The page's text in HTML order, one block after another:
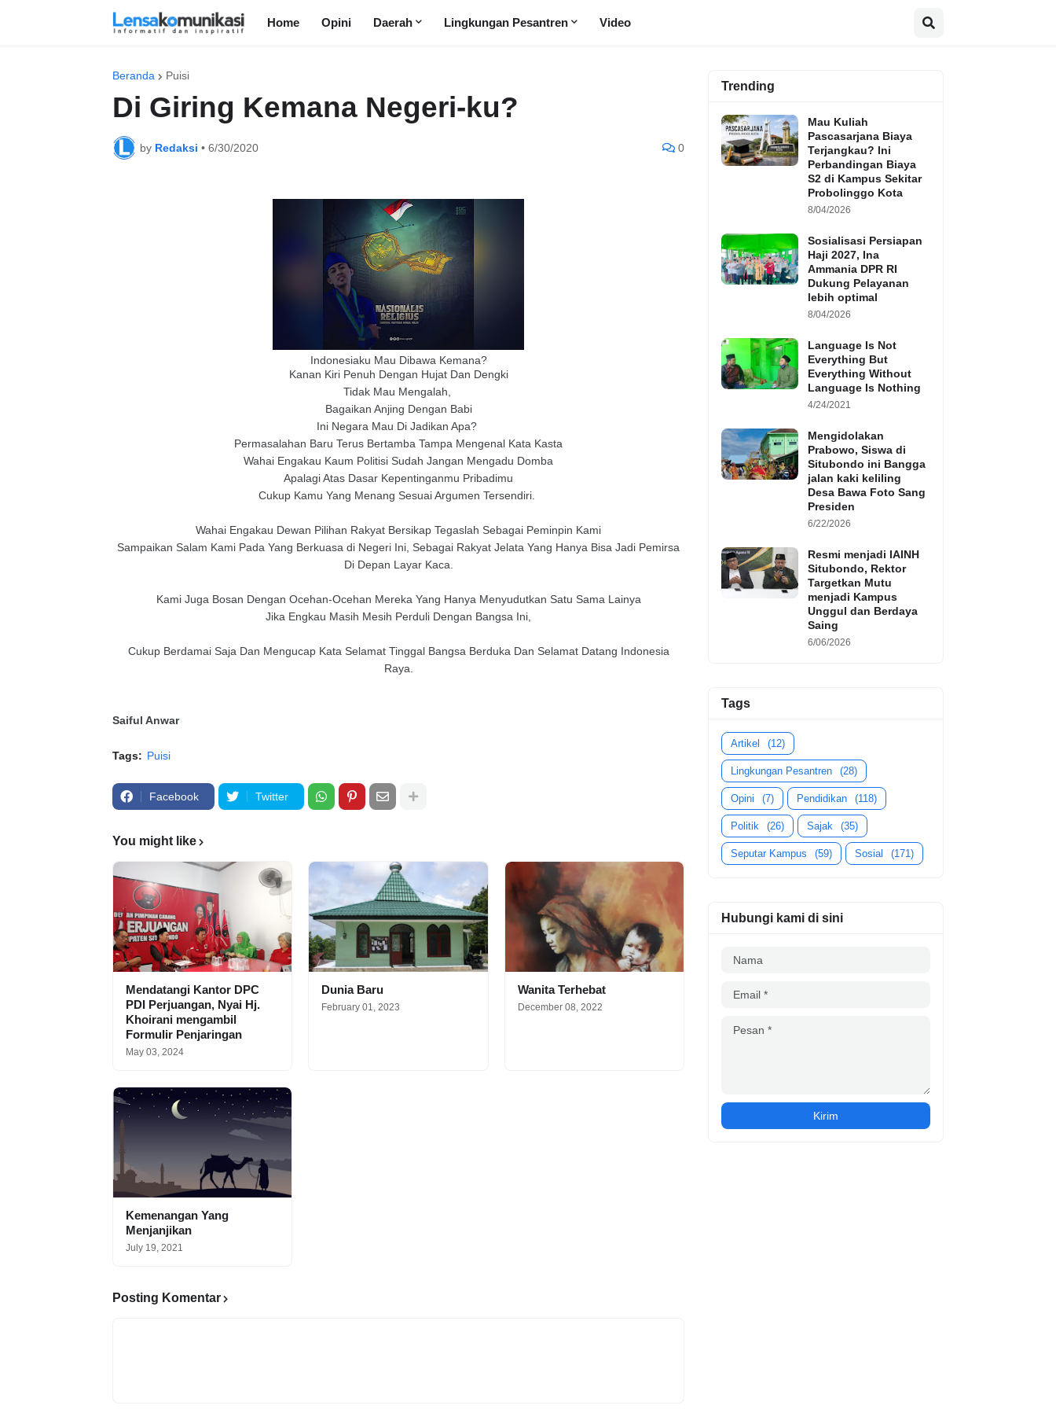
Home Opini Daerah Lingkungan Pesantren Video
Beranda Puisi
Di Giring Kemana Negeri-ku?
by Redaksi • 6/30/2020 0
Indonesiaku Mau Dibawa Kemana?
Kanan Kiri Penuh Dengan Hujat Dan Dengki
Tidak Mau Mengalah,
Bagaikan Anjing Dengan Babi
Ini Negara Mau Di Jadikan Apa?
Permasalahan Baru Terus Bertamba Tampa Mengenal Kata Kasta
Wahai Engakau Kaum Politisi Sudah Jangan Mengadu Domba
Apalagi Atas Dasar Kepentinganmu Pribadimu
Cukup Kamu Yang Menang Sesuai Argumen Tersendiri.
Wahai Engakau Dewan Pilihan Rakyat Bersikap Tegaslah Sebagai Peminpin Kami
Sampaikan Salam Kami Pada Yang Berkuasa di Negeri Ini, Sebagai Rakyat Jelata Yang Hanya Bisa Jadi Pemirsa
Di Depan Layar Kaca.
Kami Juga Bosan Dengan Ocehan-Ocehan Mereka Yang Hanya Menyudutkan Satu Sama Lainya
Jika Engkau Masih Mesih Perduli Dengan Bangsa Ini,
Cukup Berdamai Saja Dan Mengucap Kata Selamat Tinggal Bangsa Berduka Dan Selamat Datang Indonesia
Raya.
Saiful Anwar
Tags: Puisi
Facebook Twitter
You might like
Mendatangi Kantor DPC
PDI Perjuangan, Nyai Hj.
Khoirani mengambil
Formulir Penjaringan
May 03, 2024
Dunia Baru
February 01, 2023
Wanita Terhebat
December 08, 2022
Kemenangan Yang
Menjanjikan
July 19, 2021
Posting Komentar
Trending
Mau Kuliah
Pascasarjana Biaya
Terjangkau? Ini
Perbandingan Biaya
S2 di Kampus Sekitar
Probolinggo Kota
8/04/2026
Sosialisasi Persiapan
Haji 2027, Ina
Ammania DPR RI
Dukung Pelayanan
lebih optimal
8/04/2026
Language Is Not
Everything But
Everything Without
Language Is Nothing
4/24/2021
Mengidolakan
Prabowo, Siswa di
Situbondo ini Bangga
jalan kaki keliling
Desa Bawa Foto Sang
Presiden
6/22/2026
Resmi menjadi IAINH
Situbondo, Rektor
Targetkan Mutu
menjadi Kampus
Unggul dan Berdaya
Saing
6/06/2026
Tags
Artikel (12)
Lingkungan Pesantren (28)
Opini (7) Pendidikan (118)
Politik (26) Sajak (35)
Seputar Kampus (59) Sosial (171)
Hubungi kami di sini